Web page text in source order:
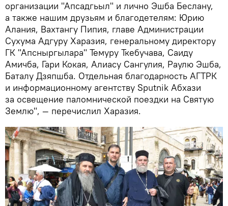
организации "Апсадгьыл" и лично Эшба Беслану,
а также нашим друзьям и благодетелям: Юрию
Алания, Вахтангу Пипия, главе Администрации
Сухума Адгуру Харазия, генеральному директору
ГК "Апсныргылара" Темуру Ткебучава, Саиду
Амичба, Гари Кокая, Алиасу Сангулия, Раулю Эшба,
Баталу Дзяпшба. Отдельная благодарность АГТРК
и информационному агентству Sputnik Абхази
за освещение паломнической поездки на Святую
Землю", — перечислил Харазия.